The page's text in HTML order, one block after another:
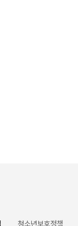
청소년보호정책